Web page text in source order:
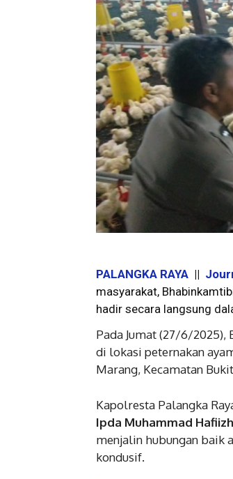
PALANGKA RAYA ||
masyarakat,
hadir secara langsung
Pada Jumat (27/6/
di lokasi peternakan
Marang, Kecamatan
Kapolresta Palangka
Ipda Muhammad
menjalin hubungan baik
kondusif.